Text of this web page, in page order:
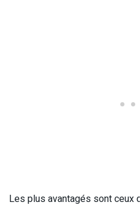
Les plus avantagés sont ceux